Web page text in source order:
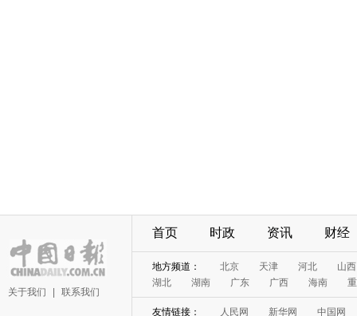
关于我们 联系我们
首页 时政 资讯 财经
地方频道： 北京 天津 河北
山西
湖北
湖南 广东 广西 海南
友情链接： 人民网 新华网
中国网